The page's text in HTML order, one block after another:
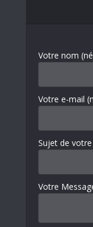
Votre nom
Votre e-mail
Sujet de
Votre